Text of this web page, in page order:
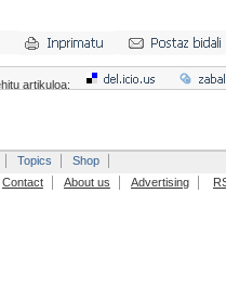
artikuloa:
Topics
Shop
Contact About us Advertising